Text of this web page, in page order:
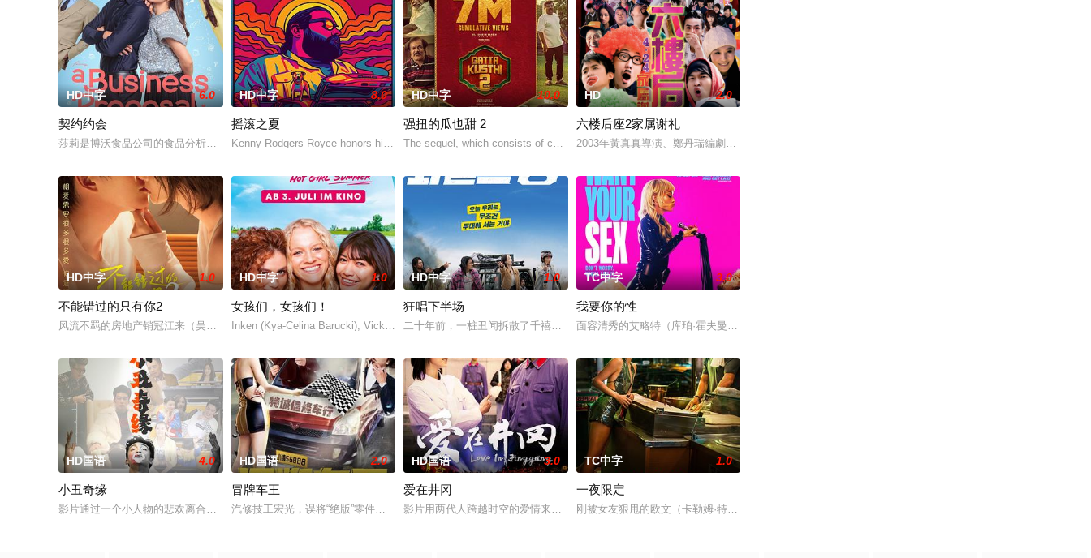
HD中字 6.0
契约约会
莎莉是博沃食品公司的食品分析师，如今陷入财务困境，她答应为挚友雅斯敏牵线搭桥，为她安排
HD中字 8.0
摇滚之夏
Kenny Rodgers Royce honors his late mother&
HD中字 10.0
强扭的瓜也甜 2
The sequel, which consists of consecutive e
HD 2.0
六楼后座2家属谢礼
2003年黃真真導演、鄭丹瑞編劇的喜劇《六樓后座》拍出香港新一代的愛情面面觀，其中「T
HD中字 1.0
不能错过的只有你2
风流不羁的房地产销冠江来（吴翊歌 饰），为利益化身“深情画家”，步步为营接近倔强女医生
HD中字 1.0
女孩们，女孩们！
Inken (Kya-Celina Barucki), Vicky (Julia No
HD中字 1.0
狂唱下半场
二十年前，一桩丑闻拆散了千禧年初期当红的韩国流行三人团体。如今，三人为了一场仅有一次的
TC中字 3.0
我要你的性
面容清秀的艾略特（库珀·霍夫曼 Cooper Hoffman 饰）在著名艺术家艾丽卡·
HD国语 4.0
小丑奇缘
影片通过一个小人物的悲欢离合，宣扬了树立正确的恋爱观生活观的必要性，鞭挞了追金，虚荣等
HD国语 2.0
冒牌车王
汽修技工宏光，误将“绝版”零件遗落盲女薛薇薇家中，为了找回丢失的东西，宏光无意中伪装成
HD国语 3.0
爱在井冈
影片用两代人跨越时空的爱情来演绎吉安老区人民的创业故事、幸福故事、追梦故事。脱贫不松劲
TC中字 1.0
一夜限定
刚被女友狠甩的欧文（卡勒姆·特纳 饰）和满怀浪漫情怀和希望的艾莉（莫妮卡·巴巴罗 饰）